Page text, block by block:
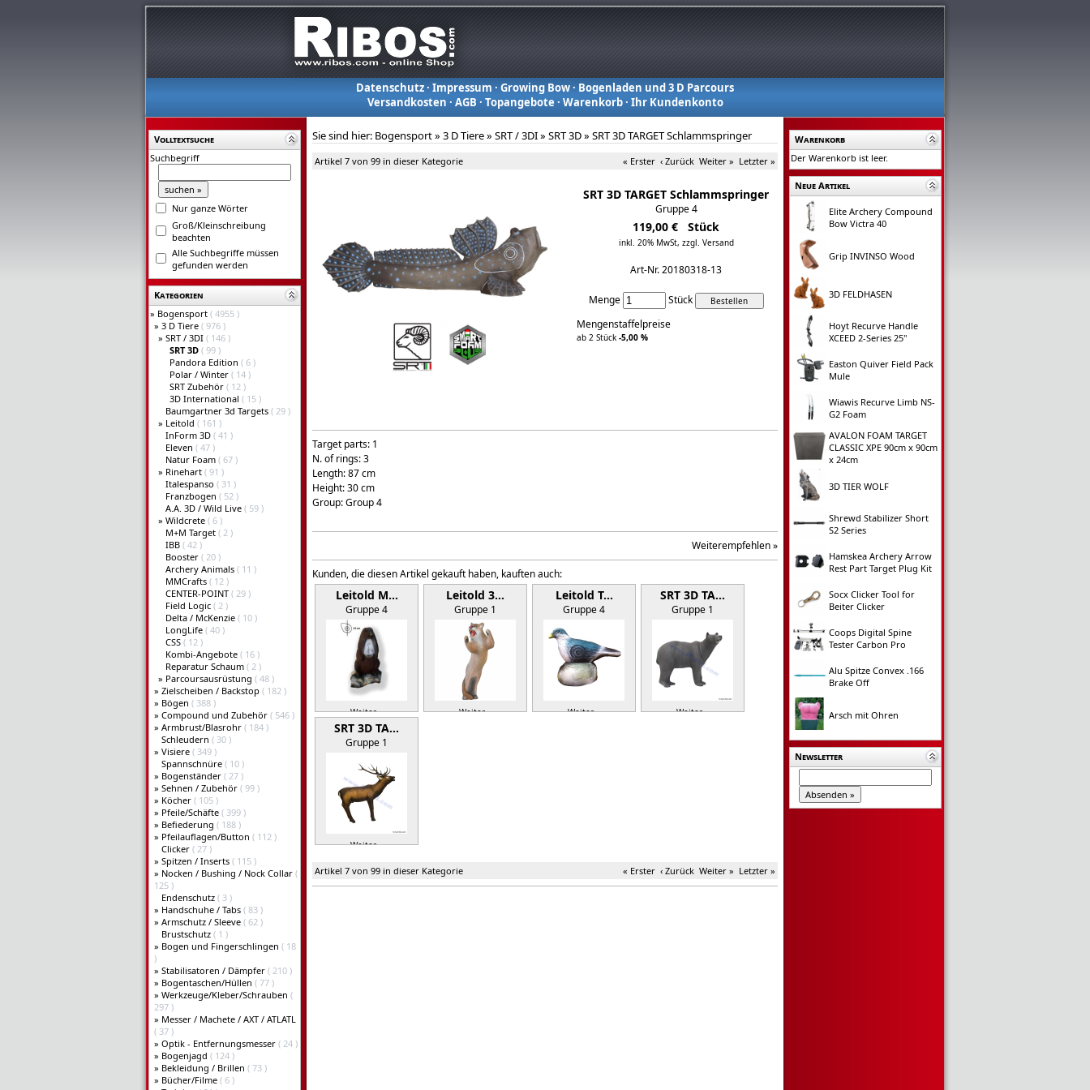
Datenschutz· Impressum · Growing Bow· Bogenladen und 3 D Parcours
Versandkosten · AGB · Topangebote · Warenkorb· Ihr Kundenkonto
Volltextsuche
Suchbegriff
Nur ganze Wörter
Groß/Kleinschreibung
beachten
Alle Suchbegriffe müssen
gefunden werden
Kategorien
» Bogensport ( 4955 )
» 3 D Tiere ( 976 )
» SRT / 3DI ( 146 )
SRT 3D ( 99 )
Pandora Edition ( 6 )
Polar / Winter ( 14 )
SRT Zubehör ( 12 )
3D International ( 15 )
Baumgartner 3d Targets ( 29 )
» Leitold ( 161 )
InForm 3D ( 41 )
Eleven ( 47 )
Natur Foam ( 67 )
» Rinehart ( 91 )
Italespanso ( 31 )
Franzbogen ( 52 )
A.A. 3D / Wild Live ( 59 )
» Wildcrete ( 6 )
M+M Target ( 2 )
IBB ( 42 )
Booster ( 20 )
Archery Animals ( 11 )
MMCrafts ( 12 )
CENTER-POINT ( 29 )
Field Logic ( 2 )
Delta / McKenzie ( 10 )
LongLife ( 40 )
CSS ( 12 )
Kombi-Angebote ( 16 )
Reparatur Schaum ( 2 )
» Parcoursausrüstung ( 48 )
» Zielscheiben / Backstop ( 182 )
» Bögen ( 388 )
» Compound und Zubehör ( 546 )
» Armbrust/Blasrohr ( 184 )
Schleudern ( 30 )
» Visiere ( 349 )
Spannschnüre ( 10 )
» Bogenständer ( 27 )
» Sehnen / Zubehör ( 99 )
» Köcher ( 105 )
» Pfeile/Schäfte ( 399 )
» Befiederung ( 188 )
» Pfeilauflagen/Button ( 112 )
Clicker ( 27 )
» Spitzen / Inserts ( 115 )
» Nocken / Bushing / Nock Collar (
125 )
Endenschutz ( 3 )
» Handschuhe / Tabs ( 83 )
» Armschutz / Sleeve ( 62 )
Brustschutz ( 1 )
» Bogen und Fingerschlingen ( 18
)
» Stabilisatoren / Dämpfer ( 210 )
» Bogentaschen/Hüllen ( 77 )
» Werkzeuge/Kleber/Schrauben (
297 )
» Messer / Machete / AXT / ATLATL
( 37 )
» Optik - Entfernungsmesser ( 24 )
» Bogenjagd ( 124 )
» Bekleidung / Brillen ( 73 )
» Bücher/Filme ( 6 )
Sie sind hier: Bogensport» 3 D Tiere» SRT / 3DI» SRT 3D» SRT 3D TARGET Schlammspringer
Artikel 7 von 99 in dieser Kategorie « Erster ‹ Zurück Weiter » Letzter »
SRT 3D TARGET Schlammspringer
Gruppe 4
119,00 € Stück
inkl. 20% MwSt, zzgl. Versand
Art-Nr. 20180318-13
Menge
Stück
Mengenstaffelpreise
ab 2 Stück -5,00 %
Target parts: 1
N. of rings: 3
Length: 87 cm
Height: 30 cm
Group: Group 4
Weiterempfehlen »
Kunden, die diesen Artikel gekauft haben, kauften auch:
Leitold M…
Gruppe 4
Weiter »
Leitold 3…
Gruppe 1
Weiter »
Leitold T…
Gruppe 4
Weiter »
SRT 3D TA…
Gruppe 1
Weiter »
SRT 3D TA…
Gruppe 1
Weiter »
Artikel 7 von 99 in dieser Kategorie « Erster ‹ Zurück Weiter » Letzter »
Warenkorb
Der Warenkorb ist leer.
Neue Artikel
Elite Archery Compound
Bow Victra 40
Grip INVINSO Wood
3D FELDHASEN
Hoyt Recurve Handle
XCEED 2-Series 25"
Easton Quiver Field Pack
Mule
Wiawis Recurve Limb NS-
G2 Foam
AVALON FOAM TARGET
CLASSIC XPE 90cm x 90cm
x 24cm
3D TIER WOLF
Shrewd Stabilizer Short
S2 Series
Hamskea Archery Arrow
Rest Part Target Plug Kit
Socx Clicker Tool for
Beiter Clicker
Coops Digital Spine
Tester Carbon Pro
Alu Spitze Convex .166
Brake Off
Arsch mit Ohren
Newsletter